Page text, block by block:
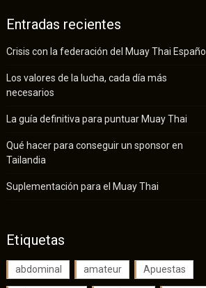
Entradas recientes
Crisis con la federación del Muay Thai Español
Los valores de la lucha, cada día más
necesarios
La guía definitiva para puntuar Muay Thai
Qué hacer para conseguir un sponsor en
Tailandia
Suplementación para el Muay Thai
Etiquetas
abdominal amateur Apuestas